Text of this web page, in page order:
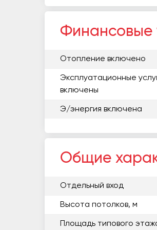
Финансовые
Отопление включено
Эксплуатационные
включены
Э/энергия включена
Общие
Отдельный вход
Высота потолков, м
Площадь типового